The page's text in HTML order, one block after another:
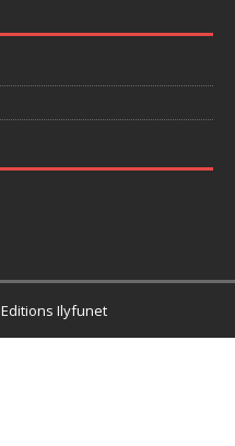
Editions Ilyfunet